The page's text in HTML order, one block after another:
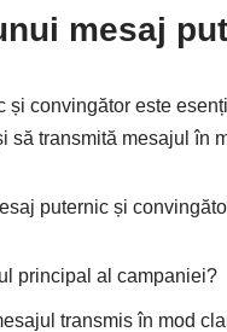
mesaj
și convingător este
să transmită mesajul în
puternic și
principal al campaniei?
transmis în mod